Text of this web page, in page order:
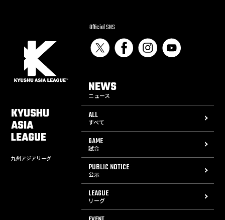
KYUSHU
ASIA
LEAGUE
九州アジアリーグ
Official SNS
NEWS
ニュース
ALL
すべて
GAME
試合
PUBLIC NOTICE
公示
LEAGUE
リーグ